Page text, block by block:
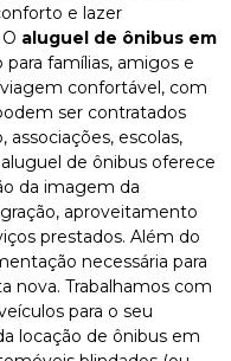
e lazer
aluguel de ônibus em
famílias, amigos e
confortável, com
ser contratados
escolas,
de ônibus oferece
da imagem da
aproveitamento
prestados. Além do
necessária para
nova. Trabalhamos com
para o seu
locação de ônibus em